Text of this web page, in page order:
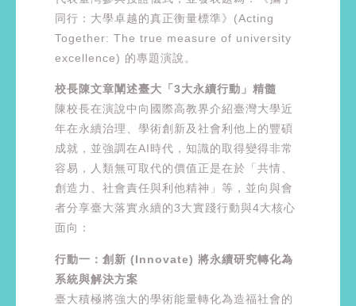
同行：大學卓越的真正衡量標準》(Acting
Together: The true measure of university
excellence) 的專題演說。
校長陳文章闡述臺大「3大永續行動」精髓
陳校長在演說中向國際高教界介紹臺灣大學近
年在永續治理、學術創新及社會利他上的豐碩
成就，並強調在AI時代，知識的取得變得非常
容易，人類無可取代的價值正是在於「共情、
創造力、社會責任與利他精神」等，並向與會
者分享臺大落實永續的3大實踐行動與4大核心
面向：
行動一：創新 (Innovate) 將永續研究轉化為
系統與解決方案
臺大積極將強大的學術能量轉化為造福社會的